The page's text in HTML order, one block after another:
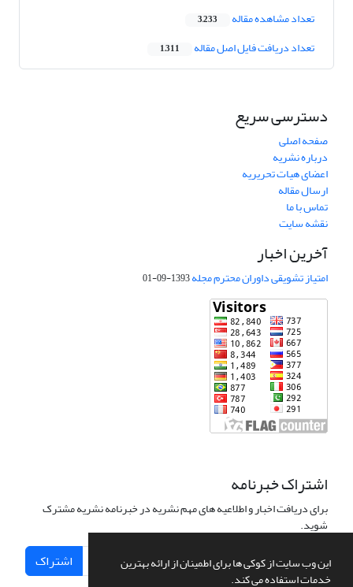
این وب سایت از کوکی ها برای اطمینان از ارائه بهترین
خدمات استفاده می کند.
تعداد مشاهده مقاله 3,233
تعداد دریافت فایل اصل مقاله 1,311
دسترسی سریع
صفحه اصلی
درباره نشریه
اعضای هیات تحریریه
ارسال مقاله
تماس با ما
نقشه سایت
آخرین اخبار
امتیاز تشویقی داوران محترم مجله1393-09-01
اشتراک خبرنامه
برای دریافت اخبار و اطلاعیه های مهم نشریه در خبرنامه نشریه مشترک
شوید.
اشتراک